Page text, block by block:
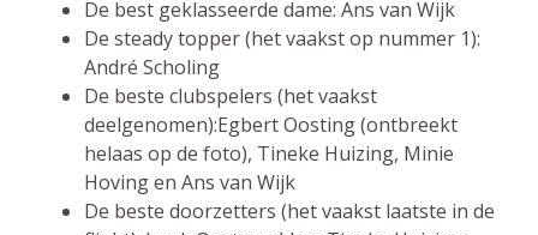
De best geklasseerde dame: Ans van Wijk
De steady topper (het vaakst op nummer 1):
André Scholing
De beste clubspelers (het vaakst
deelgenomen):Egbert Oosting (ontbreekt
helaas op de foto), Tineke Huizing, Minie
Hoving en Ans van Wijk
De beste doorzetters (het vaakst laatste in de